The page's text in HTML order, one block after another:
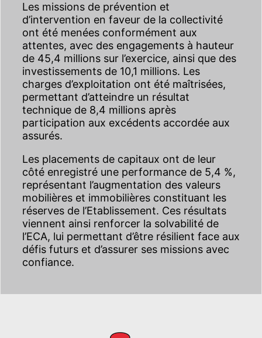
Les missions de prévention et
d’intervention en faveur de la collectivité
ont été menées conformément aux
attentes, avec des engagements à hauteur
de 45,4 millions sur l’exercice, ainsi que des
investissements de 10,1 millions. Les
charges d’exploitation ont été maîtrisées,
permettant d’atteindre un résultat
technique de 8,4 millions après
participation aux excédents accordée aux
assurés.
Les placements de capitaux ont de leur
côté enregistré une performance de 5,4 %,
représentant l’augmentation des valeurs
mobilières et immobilières constituant les
réserves de l’Etablissement. Ces résultats
viennent ainsi renforcer la solvabilité de
l’ECA, lui permettant d’être résilient face aux
défis futurs et d’assurer ses missions avec
confiance.